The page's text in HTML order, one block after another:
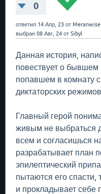
0
ответил 14 Апр, 23 от Meranwise
выбран 08 Авг, 24 от Sibyl
Данная история,
повествует о бывшем
попавшем в комнату
диктаторских
Главный герой
живым не выбраться
всем и согласишься
разрабатывает план
эпилептический
пытаются его спасти,
и прокладывает себе